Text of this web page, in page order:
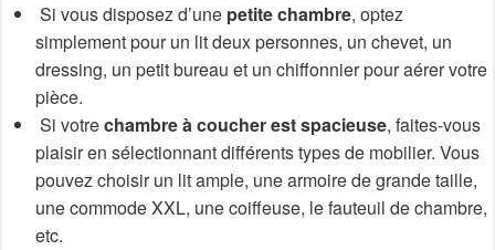
Si vous disposez d’une petite chambre, optez
simplement pour un lit deux personnes, un chevet, un
dressing, un petit bureau et un chiffonnier pour aérer votre
pièce.
Si votrechambre à coucherest spacieuse, faites-vous
plaisir en sélectionnant différents types de mobilier. Vous
pouvez choisir un lit ample, une armoire de grande taille,
une commode XXL, une coiffeuse, le fauteuil de chambre,
etc.